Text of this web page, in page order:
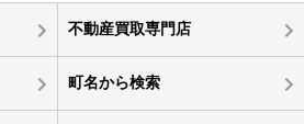
不動産買取専門店
町名から検索